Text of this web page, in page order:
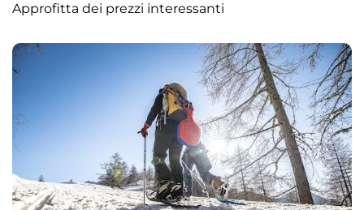
Approfitta dei prezzi interessanti